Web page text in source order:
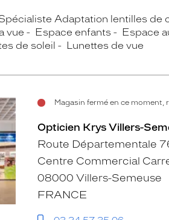
Adaptation lentilles de
vue
Espace enfants Espace
de soleil Lunettes de vue
Magasin fermé en ce
Opticien Krys Villers-
Route Départementale
Centre Commercial
08000 Villers-Semeuse
FRANCE